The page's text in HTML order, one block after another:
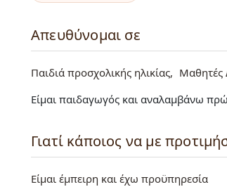
Απευθύνομαι σε
Παιδιά προσχολικής ηλικίας
Μαθητές
Είμαι παιδαγωγός και αναλαμβάνω
Γιατί κάποιος να με
Είμαι έμπειρη και έχω προϋπηρεσία